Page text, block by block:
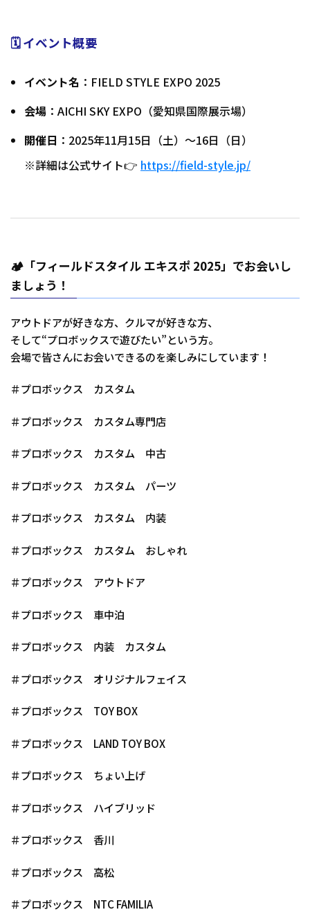
🗓 イベント概要
イベント名 ：FIELD STYLE EXPO 2025
会場 ：AICHI SKY EXPO（愛知県国際展示場）
開催日 ：2025年11月15日（土）〜16日（日）
※詳細は公式サイト👉 https://field-style.jp/
🏕️「フィールドスタイル エキスポ 2025」でお会いし
ましょう！
アウトドアが好きな方、クルマが好きな方、
そして“プロボックスで遊びたい”という方。
会場で皆さんにお会いできるのを楽しみにしています！
＃プロボックス カスタム
＃プロボックス カスタム専門店
＃プロボックス カスタム 中古
＃プロボックス カスタム パーツ
＃プロボックス カスタム 内装
＃プロボックス カスタム おしゃれ
＃プロボックス アウトドア
＃プロボックス 車中泊
＃プロボックス 内装 カスタム
＃プロボックス オリジナルフェイス
＃プロボックス TOY BOX
＃プロボックス LAND TOY BOX
＃プロボックス ちょい上げ
＃プロボックス ハイブリッド
＃プロボックス 香川
＃プロボックス 高松
＃プロボックス NTC FAMILIA